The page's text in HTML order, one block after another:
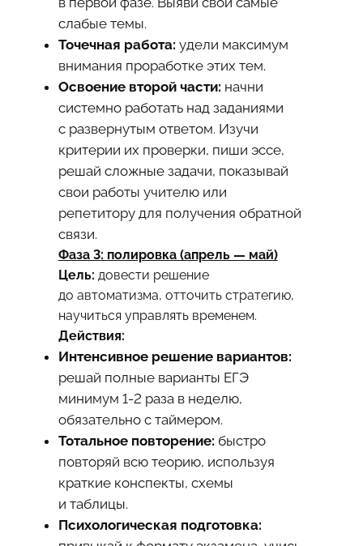
слабые темы.
Точечная работа: удели максимум
внимания проработке этих тем.
Освоение второй части: начни
системно работать над заданиями
с развернутым ответом. Изучи
критерии их проверки, пиши эссе,
решай сложные задачи, показывай
свои работы учителю или
репетитору для получения обратной
связи.
Фаза 3: полировка (апрель — май)
Цель: довести решение
до автоматизма, отточить стратегию,
научиться управлять временем.
Действия:
Интенсивное решение вариантов:
решай полные варианты ЕГЭ
минимум 1-2 раза в неделю,
обязательно с таймером.
Тотальное повторение: быстро
повторяй всю теорию, используя
краткие конспекты, схемы
и таблицы.
Психологическая подготовка: